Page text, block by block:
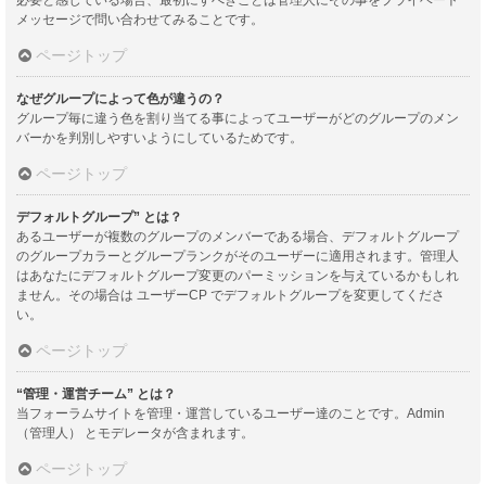
メッセージで問い合わせてみることです。
ページトップ
なぜグループによって色が違うの？
グループ毎に違う色を割り当てる事によってユーザーがどのグループのメン
バーかを判別しやすいようにしているためです。
ページトップ
デフォルトグループ” とは？
あるユーザーが複数のグループのメンバーである場合、デフォルトグループ
のグループカラーとグループランクがそのユーザーに適用されます。管理人
はあなたにデフォルトグループ変更のパーミッションを与えているかもしれ
ません。その場合は ユーザーCP でデフォルトグループを変更してくださ
い。
ページトップ
“管理・運営チーム” とは？
当フォーラムサイトを管理・運営しているユーザー達のことです。Admin
（管理人） とモデレータが含まれます。
ページトップ